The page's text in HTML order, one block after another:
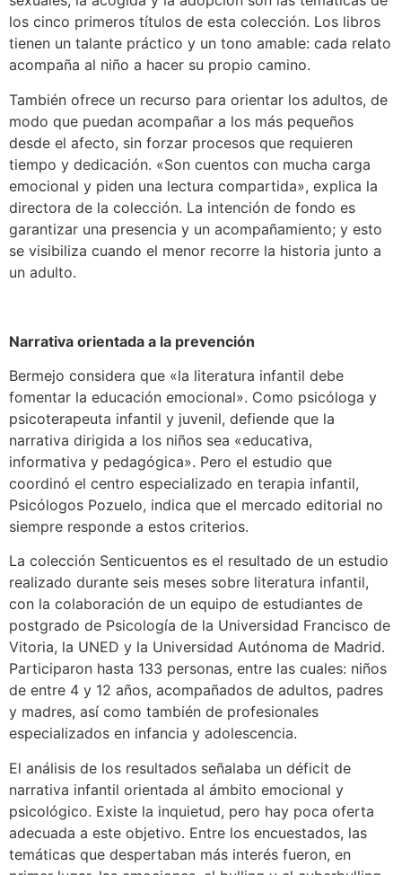
los cinco primeros títulos de esta colección. Los libros
tienen un talante práctico y un tono amable: cada relato
acompaña al niño a hacer su propio camino.
También ofrece un recurso para orientar los adultos, de
modo que puedan acompañar a los más pequeños
desde el afecto, sin forzar procesos que requieren
tiempo y dedicación. «Son cuentos con mucha carga
emocional y piden una lectura compartida», explica la
directora de la colección. La intención de fondo es
garantizar una presencia y un acompañamiento; y esto
se visibiliza cuando el menor recorre la historia junto a
un adulto.
Narrativa orientada a la prevención
Bermejo considera que «la literatura infantil debe
fomentar la educación emocional». Como psicóloga y
psicoterapeuta infantil y juvenil, defiende que la
narrativa dirigida a los niños sea «educativa,
informativa y pedagógica». Pero el estudio que
coordinó el centro especializado en terapia infantil,
Psicólogos Pozuelo, indica que el mercado editorial no
siempre responde a estos criterios.
La colección Senticuentos es el resultado de un estudio
realizado durante seis meses sobre literatura infantil,
con la colaboración de un equipo de estudiantes de
postgrado de Psicología de la Universidad Francisco de
Vitoria, la UNED y la Universidad Autónoma de Madrid.
Participaron hasta 133 personas, entre las cuales: niños
de entre 4 y 12 años, acompañados de adultos, padres
y madres, así como también de profesionales
especializados en infancia y adolescencia.
El análisis de los resultados señalaba un déficit de
narrativa infantil orientada al ámbito emocional y
psicológico. Existe la inquietud, pero hay poca oferta
adecuada a este objetivo. Entre los encuestados, las
temáticas que despertaban más interés fueron, en